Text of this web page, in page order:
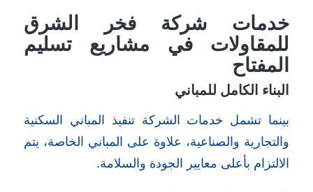
خدمات شركة فخر الشرق
للمقاولات في مشاريع تسليم
المفتاح
البناء الكامل للمباني
بينما تشمل خدمات الشركة تنفيذ المباني السكنية
والتجارية والصناعية، علاوة على المباني الخاصة، يتم
الالتزام بأعلى معايير الجودة والسلامة.